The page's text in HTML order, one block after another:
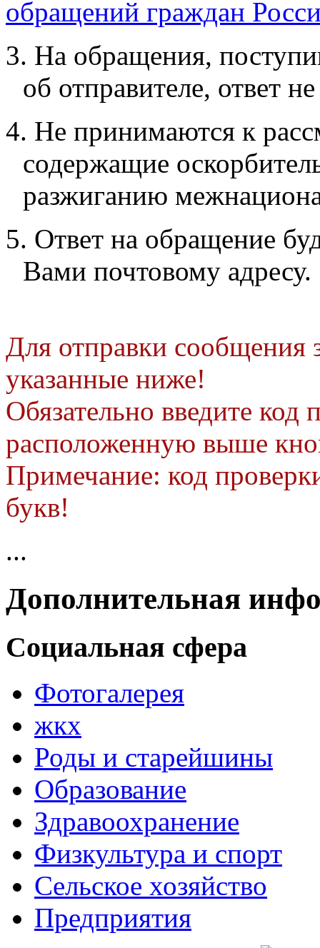
обращений граждан
3. На обращения,
об отправителе, ответ
4. Не принимаются к
содержащие
разжиганию
5. Ответ на обращение
Вами почтовому адресу.
Для отправки сообщения
указанные ниже!
Обязательно введите код
расположенную выше
Примечание: код
букв!
...
Дополнительная
Социальная сфера
Фотогалерея
жкх
Роды и старейшины
Образование
Здравоохранение
Физкультура и спорт
Сельское хозяйство
Предприятия